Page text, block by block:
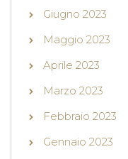
Giugno 2023
Maggio 2023
Aprile 2023
Marzo 2023
Febbraio 2023
Gennaio 2023